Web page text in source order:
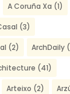
A Coruña Xa (1)
(3)
(2) ArchDaily
(41)
Arteixo (2)